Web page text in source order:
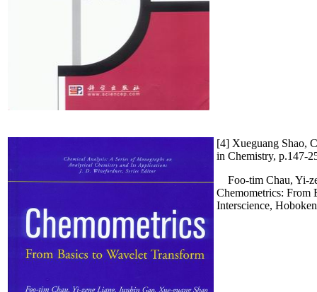
[4] Xueguang Shao,
in Chemistry, p.147-
Foo-tim Chau, Yi-
Chemometrics: From
Interscience,